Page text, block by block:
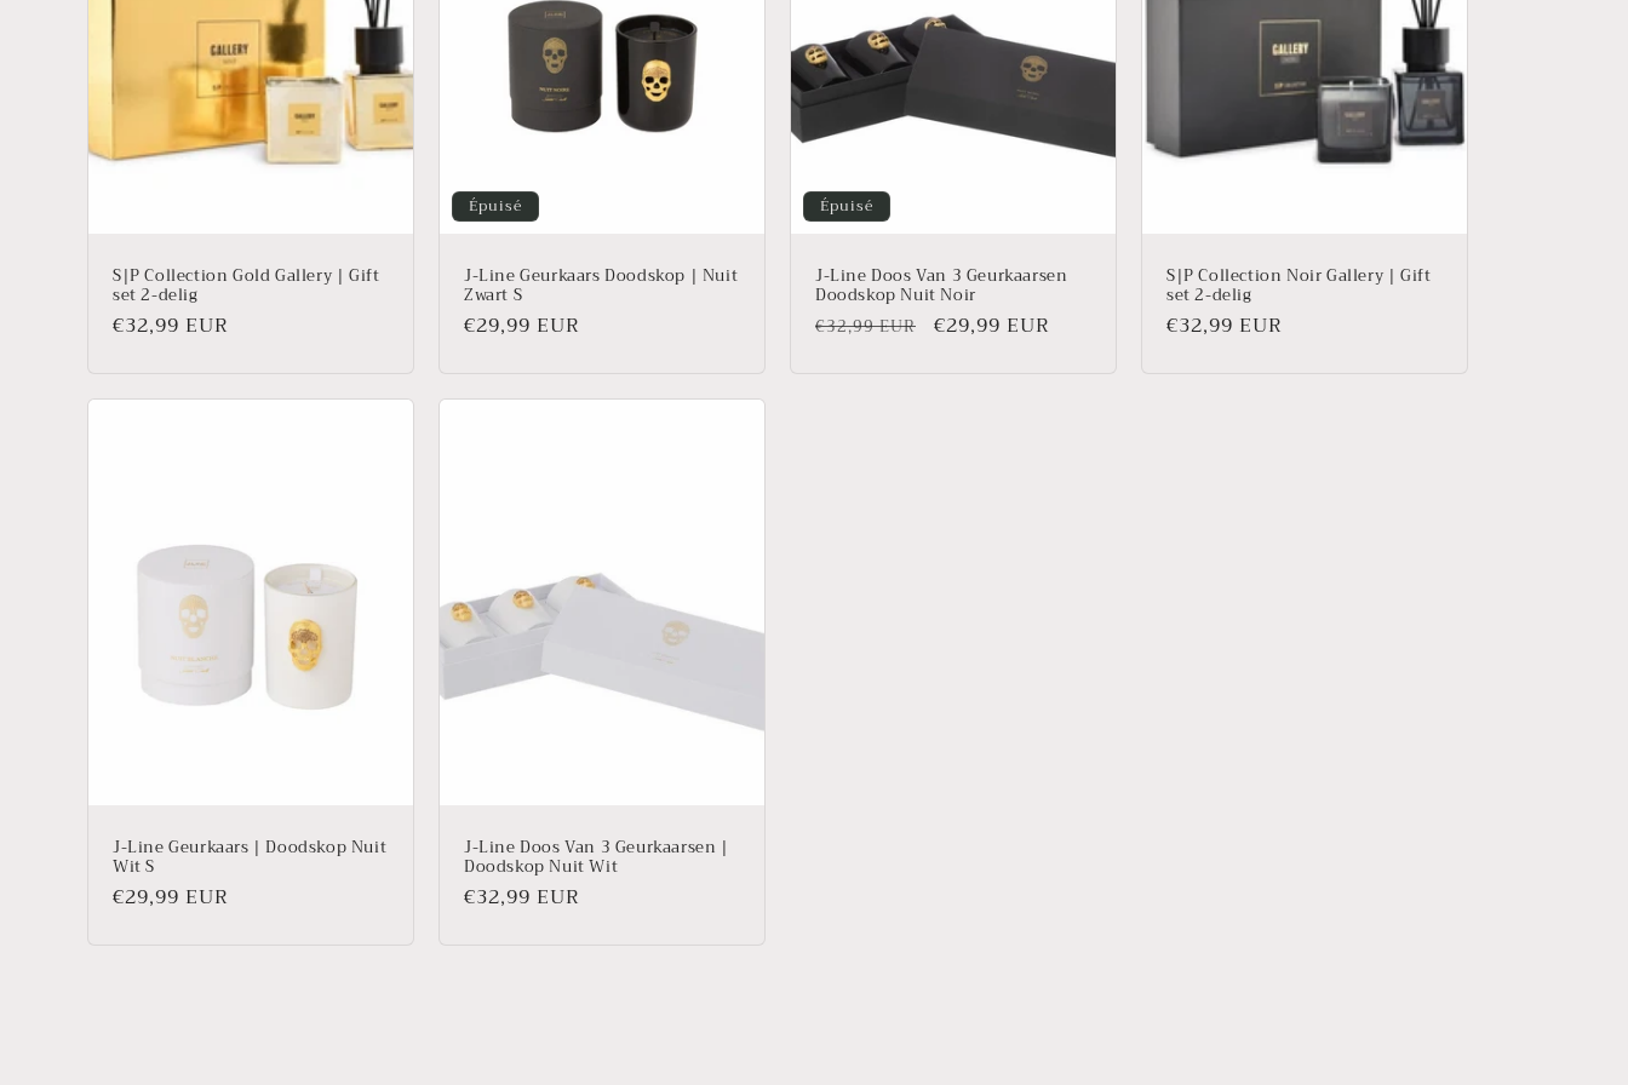
i
o
S|P Collection Gold Gallery | Gift
set 2-delig
Prix
€32,99 EUR
Épuisé
J-Line Geurkaars Doodskop | Nuit
Zwart S
Prix
€29,99 EUR
Épuisé
J-Line Doos Van 3 Geurkaarsen
Doodskop Nuit Noir
Prix
€32,99 EUR
Prix
€29,99 EUR
S|P Collection Noir Gallery | Gift
set 2-delig
Prix
€32,99 EUR
J-Line Geurkaars | Doodskop Nuit
Wit S
Prix
€29,99 EUR
J-Line Doos Van 3 Geurkaarsen |
Doodskop Nuit Wit
Prix
€32,99 EUR